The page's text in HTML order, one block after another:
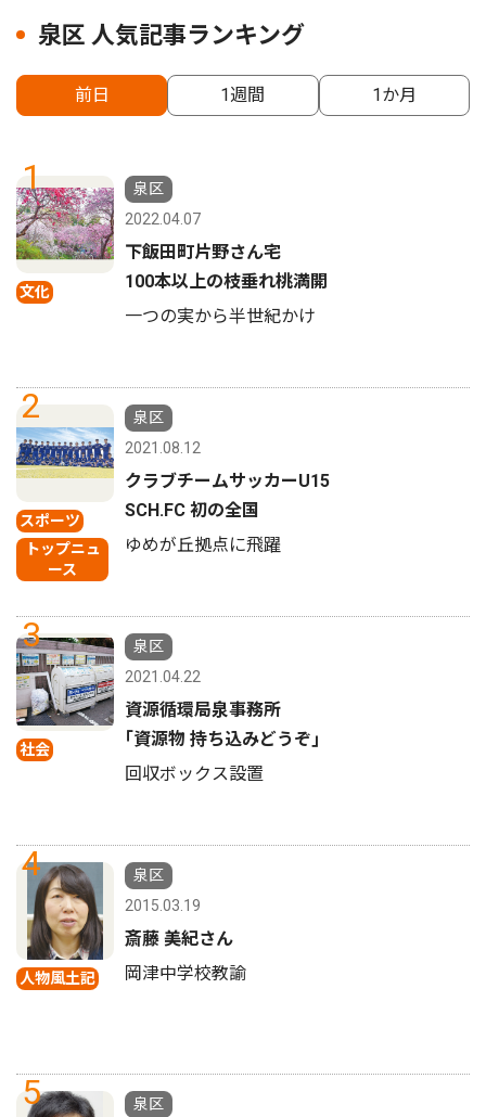
泉区 人気記事ランキング
前日 1週間 1か月
1
文化
泉区
2022.04.07
下飯田町片野さん宅
100本以上の枝垂れ桃満開
一つの実から半世紀かけ
2
スポーツ
トップニュ
ース
泉区
2021.08.12
クラブチームサッカーU15
SCH.FC 初の全国
ゆめが丘拠点に飛躍
3
社会
泉区
2021.04.22
資源循環局泉事務所
｢資源物 持ち込みどうぞ｣
回収ボックス設置
4
人物風土記
泉区
2015.03.19
斎藤 美紀さん
岡津中学校教諭
5 泉区